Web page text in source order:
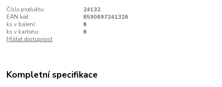
Číslo produktu:
24132
EAN kód:
8590697241326
ks v balení:
6
ks v kartonu:
6
Hlídat dostupnost
Kompletní specifikace